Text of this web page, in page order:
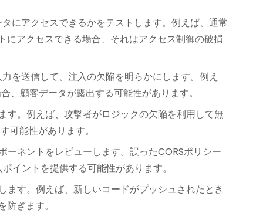
にアクセスできるかをテストします。例えば、通常
アクセスできる場合、それはアクセス制御の破損
を送信して、注入の欠陥を明らかにします。例え
、顧客データが露出する可能性があります。
。例えば、攻撃者がロジックの欠陥を利用して無
可能性があります。
ネントをレビューします。誤ったCORSポリシー
イントを提供する可能性があります。
す。例えば、新しいコードがプッシュされたとき
ぎます。